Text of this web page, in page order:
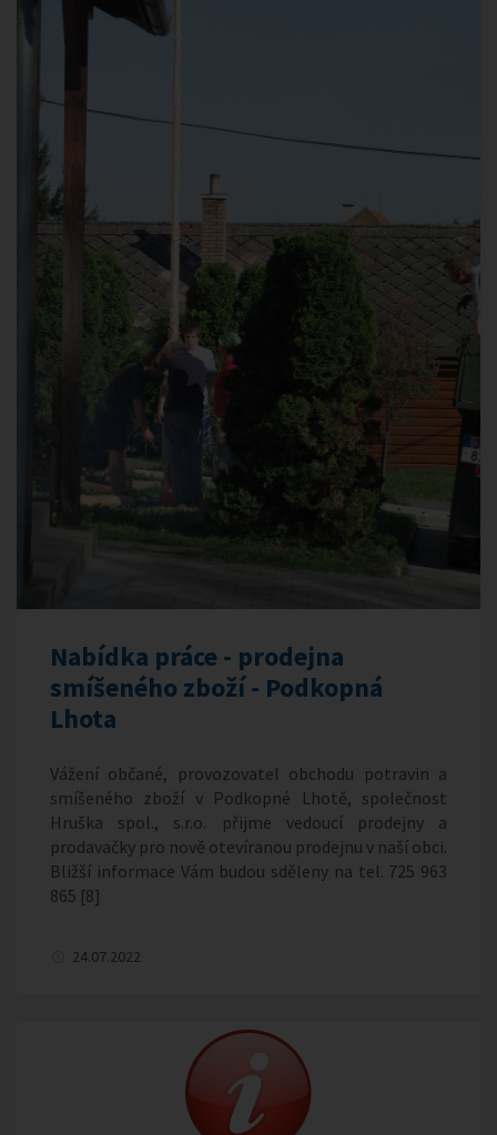
Nabídka práce - prodejna
smíšeného zboží - Podkopná
Lhota
Vážení občané, provozovatel obchodu potravin a
smíšeného zboží v Podkopné Lhotě, společnost
Hruška spol., s.r.o. přijme vedoucí prodejny a
prodavačky pro nově otevíranou prodejnu v naší obci.
Bližší informace Vám budou sděleny na tel. 725 963
865 [8]
24.07.2022